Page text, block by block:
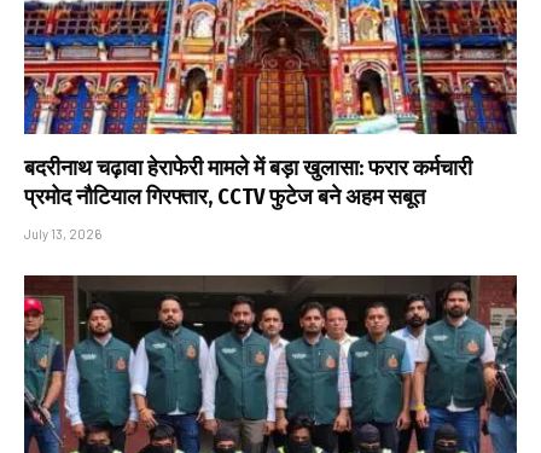
बदरीनाथ चढ़ावा हेराफेरी मामले में बड़ा खुलासा: फरार कर्मचारी
प्रमोद नौटियाल गिरफ्तार, CCTV फुटेज बने अहम सबूत
July 13, 2026